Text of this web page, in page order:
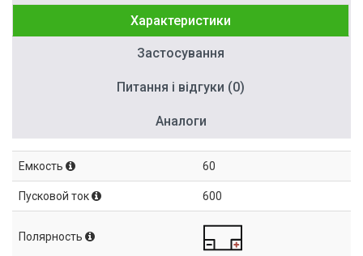
Характеристики
Застосування
Питання і відгуки (0)
Аналоги
Емкость 60
Пусковой ток 600
Полярность